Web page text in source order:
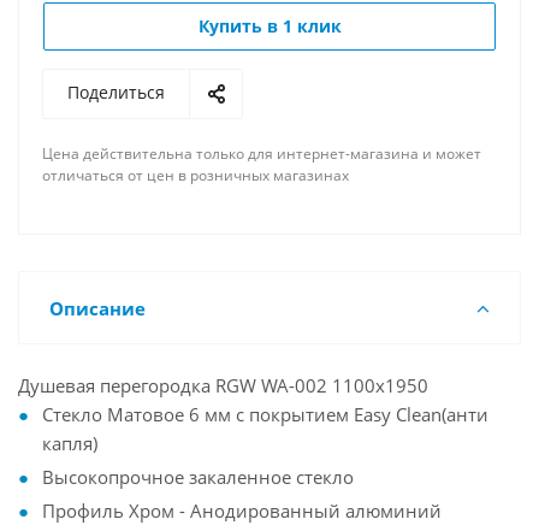
Купить в 1 клик
Поделиться
Цена действительна только для интернет-магазина и может
отличаться от цен в розничных магазинах
Описание
Душевая перегородка RGW WA-002 1100x1950
Стекло Матовое 6 мм с покрытием Easy Clean(анти
капля)
Высокопрочное закаленное стекло
Профиль Хром - Анодированный алюминий